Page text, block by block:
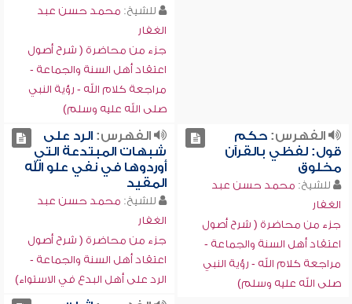
للشيخ: محمد حسن عبد
الغفار
جزء من محاضرة ( شرح أصول
اعتقاد أهل السنة والجماعة -
مراجعة كلام الله - رؤية النبي
صلى الله عليه وسلم)
الفهرس:حكم
قول: لفظي بالقرآن
مخلوق
للشيخ: محمد حسن عبد
الغفار
جزء من محاضرة ( شرح أصول
اعتقاد أهل السنة والجماعة -
مراجعة كلام الله - رؤية النبي
صلى الله عليه وسلم)
الفهرس:الرد على
شبهات المبتدعة التي
أوردوها في نفي علو الله
المقيد
للشيخ: محمد حسن عبد
الغفار
جزء من محاضرة ( شرح أصول
اعتقاد أهل السنة والجماعة -
الرد على أهل البدع في الاستواء)